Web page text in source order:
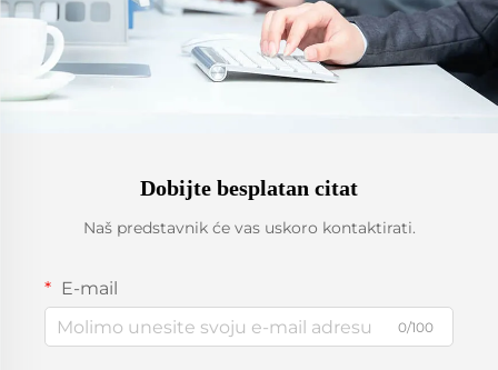
Dobijte besplatan citat
Naš predstavnik će vas uskoro kontaktirati.
E-mail
0/100